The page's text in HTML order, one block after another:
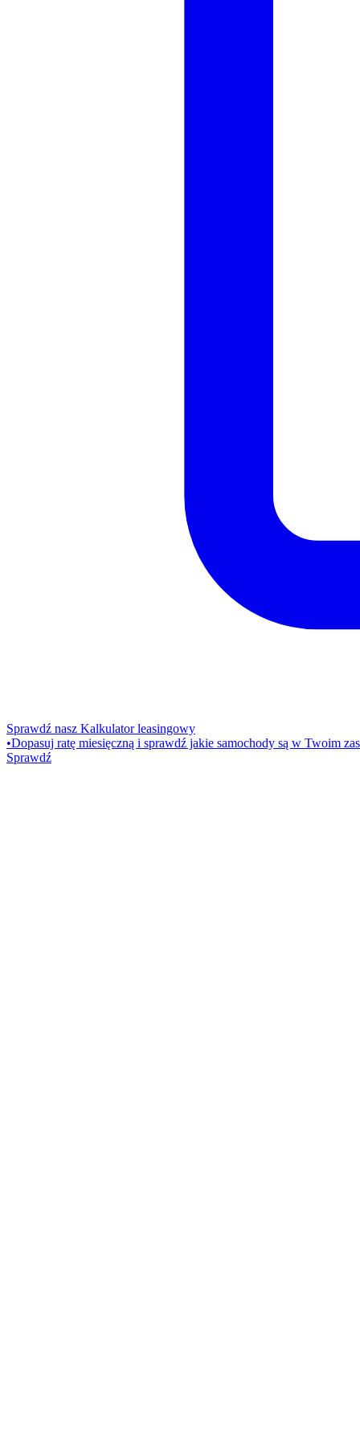
Sprawdź nasz Kalkulator leasingowy
•Dopasuj ratę miesięczną i sprawdź jakie samochody są w Twoim
Sprawdź